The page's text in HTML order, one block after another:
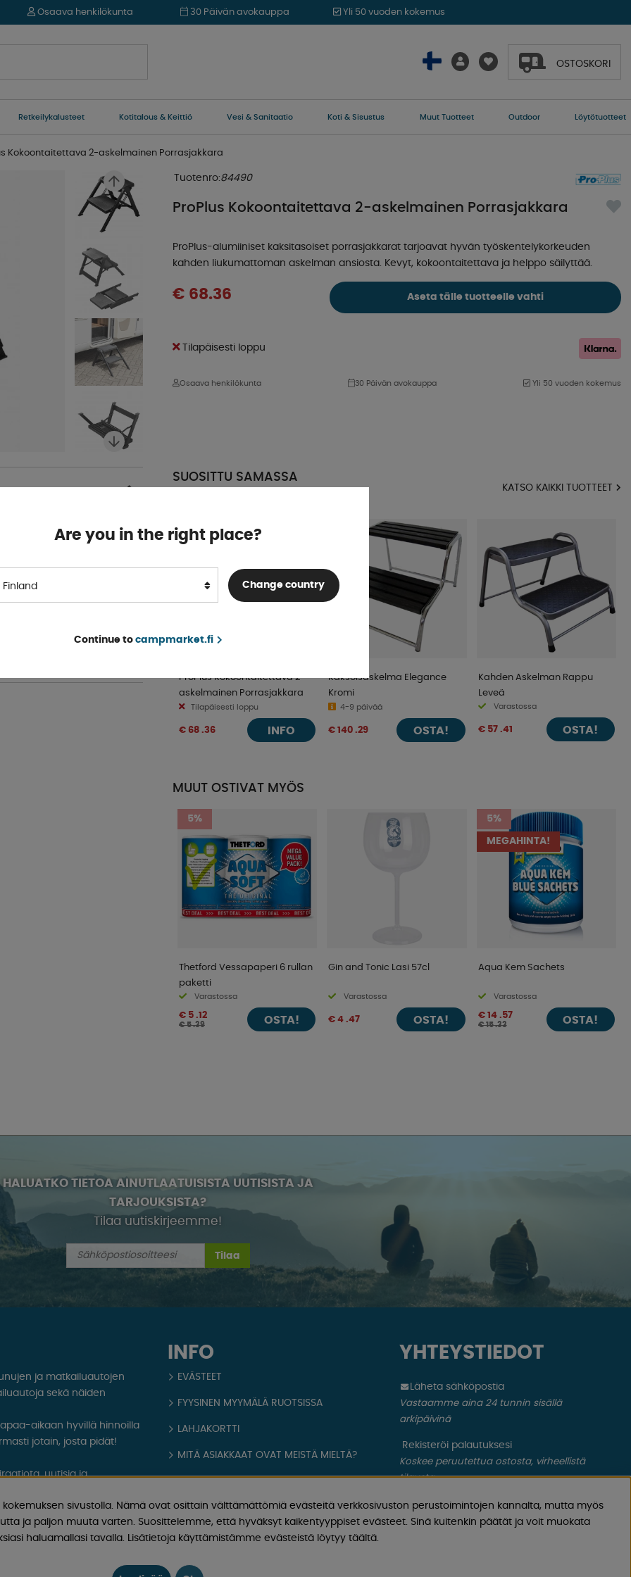
Osaava henkilökunta 30 Päivän avokauppa Yli 50 vuoden kokemus
OSTOSKORI
Retkeilykalusteet Kotitalous & Keittiö Vesi & Sanitaatio Koti & Sisustus Muut Tuotteet Outdoor Löytötuotteet
Kokoontaitettava 2-askelmainen Porrasjakkara
Tuotenro:84490
ProPlus Kokoontaitettava 2-askelmainen Porrasjakkara
ProPlus-alumiiniset kaksitasoiset porrasjakkarat tarjoavat hyvän työskentelykorkeuden
kahden liukumattoman askelman ansiosta. Kevyt, kokoontaitettava ja helppo säilyttää.
€ 68.36 Aseta tälle tuotteelle vahti
Tilapäisesti loppu
Osaava henkilökunta 30 Päivän avokauppa Yli 50 vuoden kokemus
SUOSITTU SAMASSA
KATSO KAIKKI TUOTTEET
ProPlus Kokoontaitettava 2-
askelmainen Porrasjakkara
Tilapäisesti loppu
€ 68 .36 INFO
Kaksoisaskelma Elegance
Kromi
4-9 päivää
€ 140 .29 OSTA!
Kahden Askelman Rappu
Leveä
Varastossa
€ 57 .41 OSTA!
MUUT OSTIVAT MYÖS
5%
Thetford Vessapaperi 6 rullan
paketti
Varastossa
€ 5 .12
€ 5 .39 OSTA!
Gin and Tonic Lasi 57cl
Varastossa
€ 4 .47 OSTA!
5%
MEGAHINTA!
Aqua Kem Sachets
Varastossa
€ 14 .57
€ 15 .33 OSTA!
Are you in the right place?
Finland Change country
Continue to campmarket.fi
HALUATKO TIETOA AINUTLAATUISISTA UUTISISTA JA
TARJOUKSISTA?
Tilaa uutiskirjeemme!
Tilaa
INFO
EVÄSTEET
FYYSINEN MYYMÄLÄ RUOTSISSA
LAHJAKORTTI
MITÄ ASIAKKAAT OVAT MEISTÄ MIELTÄ?
TIETOA MEISTÄ
FAQ - YLEISIÄ KYSYMYKSIÄ
YHTEYSTIEDOT
Läheta sähköpostia
Vastaamme aina 24 tunnin sisällä
arkipäivinä
Rekisteröi palautuksesi
Koskee peruutettua ostosta, virheellistä
tilausta.
Rekisteröi valituksesi
Koskee viallista tuotetta, kuljetusvauriota
ja matkailuautojen
sekä näiden
aikaan hyvillä hinnoilla
jotain, josta pidät!
uutisia ja
sivustolla. Nämä ovat osittain välttämättömiä evästeitä verkkosivuston perustoimintojen kannalta, mutta myös
ja paljon muuta varten. Suosittelemme, että hyväksyt kaikentyyppiset evästeet. Sinä kuitenkin päätät ja voit muokata
haluamallasi tavalla. Lisätietoja käyttämistämme evästeistä löytyy täältä.